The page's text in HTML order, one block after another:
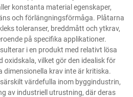
konstanta material egenskaper,
och förlängningsförmåga. Plåtarna
toleranser, breddmått och ytkrav,
på specifika applikationer.
i en produkt med relativt lösa
oxidskala, vilket gör den idealisk för
dimensionella krav inte är kritiska.
värdefulla inom byggindustrin,
av industriell utrustning, där deras